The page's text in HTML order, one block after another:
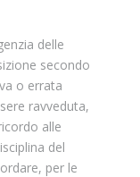
delle
secondo
o errata
ravveduta,
alle
del
per le